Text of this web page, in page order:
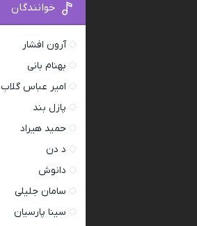
خوانندگان
آرون افشار
بهنام بانی
امیر عباس گلاب
پازل بند
حمید هیراد
د دن
دانوش
سامان جلیلی
سینا پارسیان